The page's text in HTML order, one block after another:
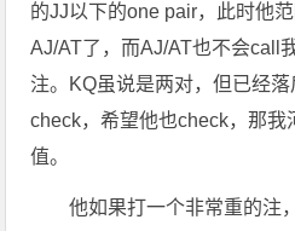
的JJ以下的one pair，此时他
AJ/AT了，而AJ/AT也不会call
注。KQ虽说是两对，但已经
check，希望他也check，那我
值。
他如果打一个非常重的注